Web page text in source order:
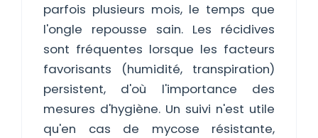
parfois plusieurs mois, le temps que
l'ongle repousse sain. Les récidives
sont fréquentes lorsque les facteurs
favorisants (humidité, transpiration)
persistent, d'où l'importance des
mesures d'hygiène. Un suivi n'est utile
qu'en cas de mycose résistante,